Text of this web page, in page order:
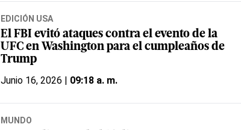
EDICIÓN USA
El FBI evitó ataques contra el evento de la
UFC en Washington para el cumpleaños de
Trump
Junio 16, 2026 | 09:18 a. m.
MUNDO